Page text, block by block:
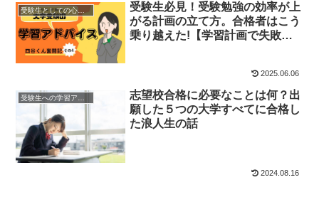
受験生としての心構え
受験生必見！受験勉強の効率が上
がる計画の立て方。合格者はこう
乗り越えた!【学習計画で失敗し
2025.06.06
受験生への学習アドバイス
志望校合格に必要なことは何？出
願した５つの大学すべてに合格し
た浪人生の話
2024.08.16